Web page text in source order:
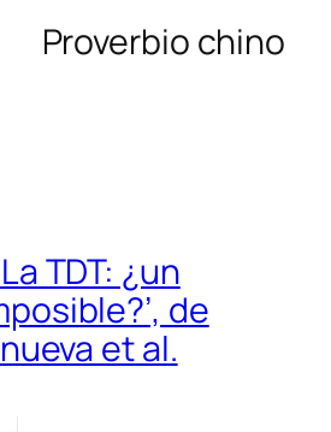
Proverbio chino
TDT: ¿un
de
et al.